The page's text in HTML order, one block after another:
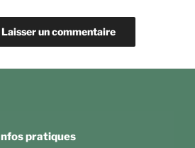
Infos pratiques